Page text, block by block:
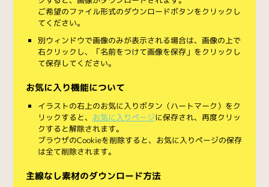
ご希望のファイル形式のダウンロードボタンをクリックし
てください。
別ウィンドウで画像のみが表示される場合は、画像の上で
右クリックし、「名前をつけて画像を保存」をクリックし
て保存してください。
お気に入り機能について
イラストの右上のお気に入りボタン（ハートマーク）をク
リックすると、 お気に入りページに保存され、再度クリッ
クすると解除されます。
ブラウザのCookieを削除すると、お気に入りページの保存
は全て削除されます。
主線なし素材のダウンロード方法